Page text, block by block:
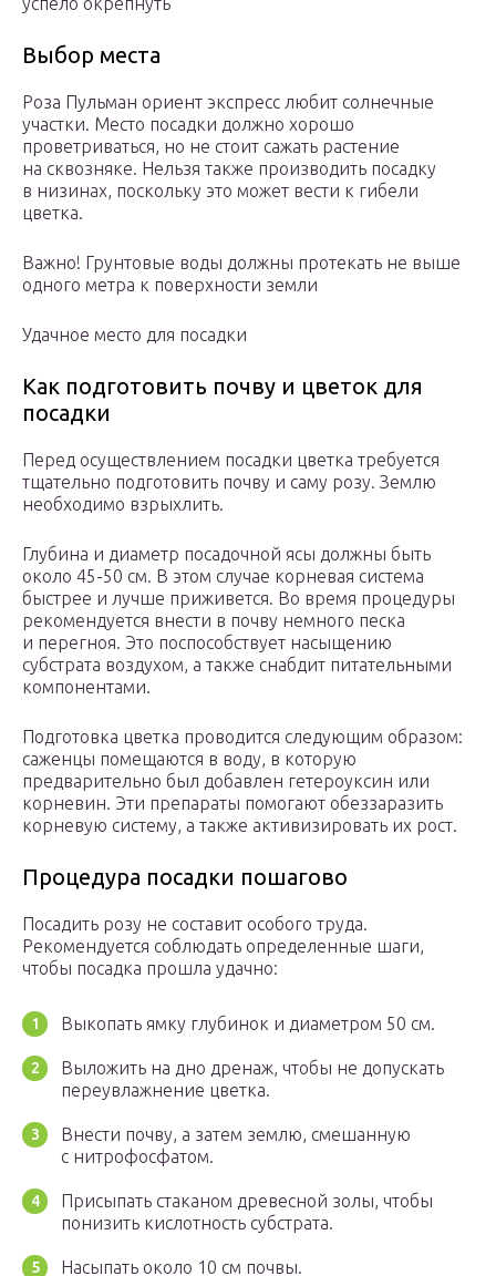
Выбор места
Роза Пульман ориент экспресс любит солнечные
участки. Место посадки должно хорошо
проветриваться, но не стоит сажать растение
на сквозняке. Нельзя также производить посадку
в низинах, поскольку это может вести к гибели
цветка.
Важно! Грунтовые воды должны протекать не выше
одного метра к поверхности земли
Удачное место для посадки
Как подготовить почву и цветок для
посадки
Перед осуществлением посадки цветка требуется
тщательно подготовить почву и саму розу. Землю
необходимо взрыхлить.
Глубина и диаметр посадочной ясы должны быть
около 45-50 см. В этом случае корневая система
быстрее и лучше приживется. Во время процедуры
рекомендуется внести в почву немного песка
и перегноя. Это поспособствует насыщению
субстрата воздухом, а также снабдит питательными
компонентами.
Подготовка цветка проводится следующим образом:
саженцы помещаются в воду, в которую
предварительно был добавлен гетероуксин или
корневин. Эти препараты помогают обеззаразить
корневую систему, а также активизировать их рост.
Процедура посадки пошагово
Посадить розу не составит особого труда.
Рекомендуется соблюдать определенные шаги,
чтобы посадка прошла удачно:
Выкопать ямку глубинок и диаметром 50 см.
Выложить на дно дренаж, чтобы не допускать
переувлажнение цветка.
Внести почву, а затем землю, смешанную
с нитрофосфатом.
Присыпать стаканом древесной золы, чтобы
понизить кислотность субстрата.
Насыпать около 10 см почвы.